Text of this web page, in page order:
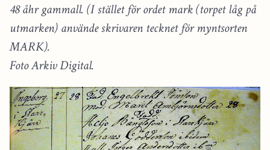
48 åhr gammall. (I stället för ordet mark (torpet låg på
utmarken) använde skrivaren tecknet för myntsorten
MARK).
Foto Arkiv Digital.